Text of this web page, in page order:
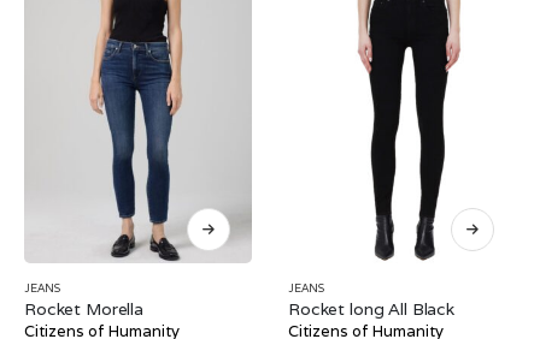
JEANS
Rocket Morella
Citizens of Humanity
JEANS
Rocket long All Black
Citizens of Humanity